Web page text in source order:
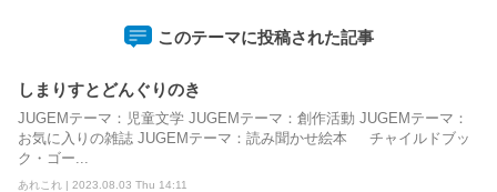
このテーマに投稿された記事
しまりすとどんぐりのき
JUGEMテーマ：児童文学 JUGEMテーマ：創作活動 JUGEMテーマ：
お気に入りの雑誌 JUGEMテーマ：読み聞かせ絵本 チャイルドブッ
ク・ゴー...
あれこれ | 2023.08.03 Thu 14:11